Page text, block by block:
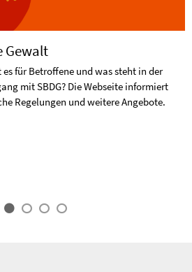
Gewalt
für Betroffene und was steht in der
mit SBDG? Die Webseite informiert
Regelungen und weitere Angebote.